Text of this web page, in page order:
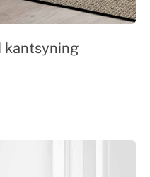
kantsyning